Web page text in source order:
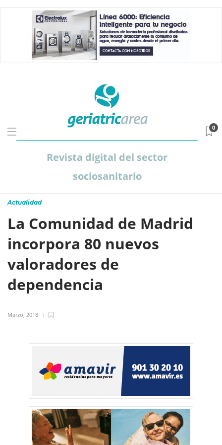
Revista digital del sector
sociosanitario
0
Actualidad
La Comunidad de Madrid
incorpora 80 nuevos
valoradores de
dependencia
Marzo, 2018